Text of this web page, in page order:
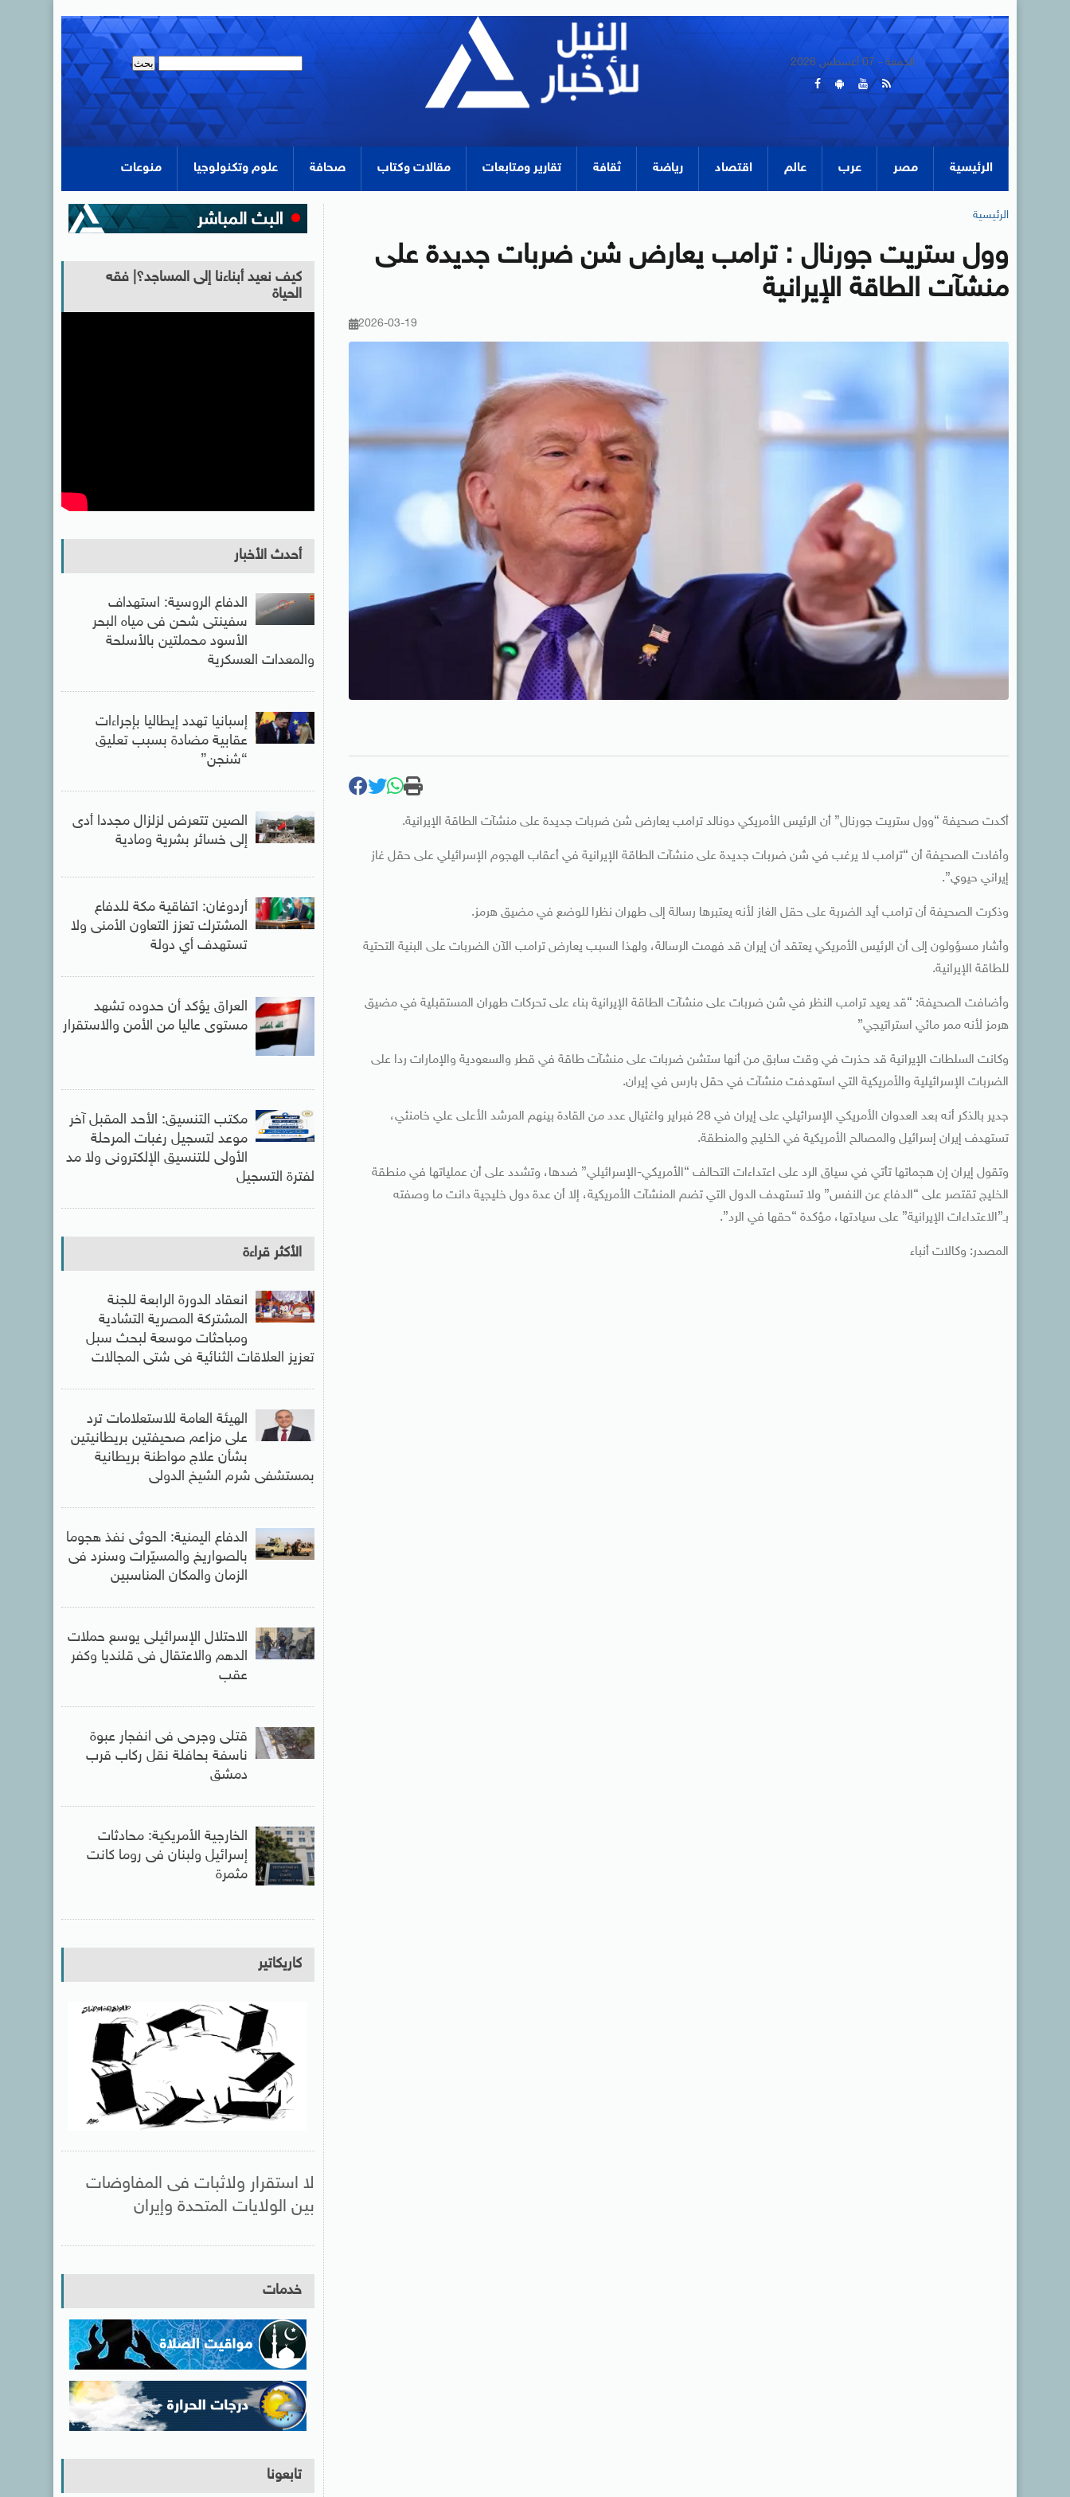
الجمعة - 07 أغسطس 2026
الرئيسية مصر عرب عالم اقتصاد رياضة ثقافة تقارير ومتابعات مقالات وكتاب صحافة علوم وتكنولوجيا منوعات
الرئيسية
وول ستريت جورنال : ترامب يعارض شن ضربات جديدة على
منشآت الطاقة الإيرانية
2026-03-19
أكدت صحيفة “وول ستريت جورنال” أن الرئيس الأمريكي دونالد ترامب يعارض شن ضربات جديدة على منشآت الطاقة الإيرانية.
وأفادت الصحيفة أن “ترامب لا يرغب في شن ضربات جديدة على منشآت الطاقة الإيرانية في أعقاب الهجوم الإسرائيلي على حقل غاز
إيراني حيوي”.
وذكرت الصحيفة أن ترامب أيد الضربة على حقل الغاز لأنه يعتبرها رسالة إلى طهران نظرا للوضع في مضيق هرمز.
وأشار مسؤولون إلى أن الرئيس الأمريكي يعتقد أن إيران قد فهمت الرسالة، ولهذا السبب يعارض ترامب الآن الضربات على البنية التحتية
للطاقة الإيرانية.
وأضافت الصحيفة: “قد يعيد ترامب النظر في شن ضربات على منشآت الطاقة الإيرانية بناء على تحركات طهران المستقبلية في مضيق
هرمز لأنه ممر مائي استراتيجي”
وكانت السلطات الإيرانية قد حذرت في وقت سابق من أنها ستشن ضربات على منشآت طاقة في قطر والسعودية والإمارات ردا على
الضربات الإسرائيلية والأمريكية التي استهدفت منشآت في حقل بارس في إيران.
جدير بالذكر أنه بعد العدوان الأمريكي الإسرائيلي على إيران في 28 فبراير واغتيال عدد من القادة بينهم المرشد الأعلى علي خامنئي،
تستهدف إيران إسرائيل والمصالح الأمريكية في الخليج والمنطقة.
وتقول إيران إن هجماتها تأتي في سياق الرد على اعتداءات التحالف “الأمريكي-الإسرائيلي” ضدها، وتشدد على أن عملياتها في منطقة
الخليج تقتصر على “الدفاع عن النفس” ولا تستهدف الدول التي تضم المنشآت الأمريكية، إلا أن عدة دول خليجية دانت ما وصفته
بـ”الاعتداءات الإيرانية” على سيادتها، مؤكدة “حقها في الرد”.
المصدر: وكالات أنباء
كيف نعيد أبناءنا إلى المساجد؟| فقه
الحياة
أحدث الأخبار
الدفاع الروسية: استهداف
سفينتى شحن فى مياه البحر
الأسود محملتين بالأسلحة
والمعدات العسكرية
إسبانيا تهدد إيطاليا بإجراءات
عقابية مضادة بسبب تعليق
“شنجن”
الصين تتعرض لزلزال مجددا أدى
إلى خسائر بشرية ومادية
أردوغان: اتفاقية مكة للدفاع
المشترك تعزز التعاون الأمنى ولا
تستهدف أي دولة
العراق يؤكد أن حدوده تشهد
مستوى عاليا من الأمن والاستقرار
مكتب التنسيق: الأحد المقبل آخر
موعد لتسجيل رغبات المرحلة
الأولى للتنسيق الإلكترونى ولا مد
لفترة التسجيل
الأكثر قراءة
انعقاد الدورة الرابعة للجنة
المشتركة المصرية التشادية
ومباحثات موسعة لبحث سبل
تعزيز العلاقات الثنائية فى شتى المجالات
الهيئة العامة للاستعلامات ترد
على مزاعم صحيفتين بريطانيتين
بشأن علاج مواطنة بريطانية
بمستشفى شرم الشيخ الدولى
الدفاع اليمنية: الحوثى نفذ هجوما
بالصواريخ والمسيّرات وسنرد فى
الزمان والمكان المناسبين
الاحتلال الإسرائيلى يوسع حملات
الدهم والاعتقال فى قلنديا وكفر
عقب
قتلى وجرحى فى انفجار عبوة
ناسفة بحافلة نقل ركاب قرب
دمشق
الخارجية الأمريكية: محادثات
إسرائيل ولبنان فى روما كانت
مثمرة
كاريكاتير
لا استقرار ولاثبات فى المفاوضات
بين الولايات المتحدة وإيران
خدمات
تابعونا